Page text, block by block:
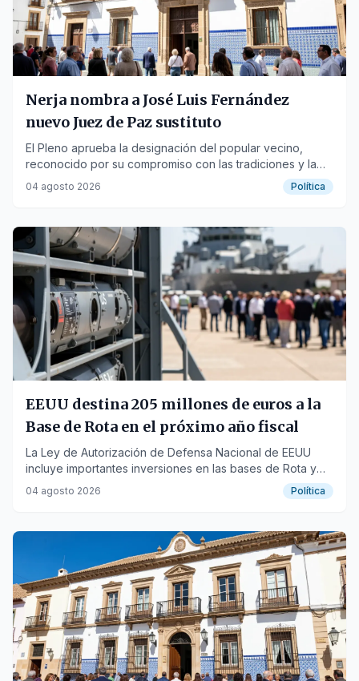
Nerja nombra a José Luis Fernández
nuevo Juez de Paz sustituto
El Pleno aprueba la designación del popular vecino,
reconocido por su compromiso con las tradiciones y la
vida social de la localidad.
04 agosto 2026 Política
EEUU destina 205 millones de euros a la
Base de Rota en el próximo año fiscal
La Ley de Autorización de Defensa Nacional de EEUU
incluye importantes inversiones en las bases de Rota y
Morón, reafirmando su importancia estratégica.
04 agosto 2026 Política